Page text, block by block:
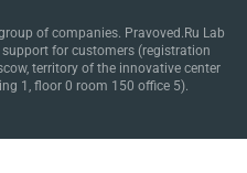
of companies. Pravoved.Ru Lab
for customers (registration
territory of the innovative center
1, floor 0 room 150 office 5).